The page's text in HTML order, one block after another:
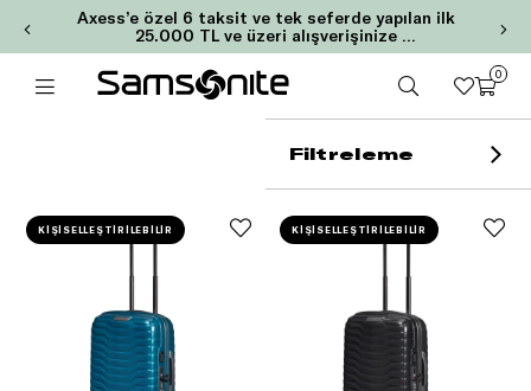
Axess’e özel 6 taksit ve tek seferde yapılan ilk
25.000 TL ve üzeri alışverişinize
2.000 TL Chip-Para!
0
Filtreleme
KİŞİSELLEŞTİRİLEBİLİR KİŞİSELLEŞTİRİLEBİLİR